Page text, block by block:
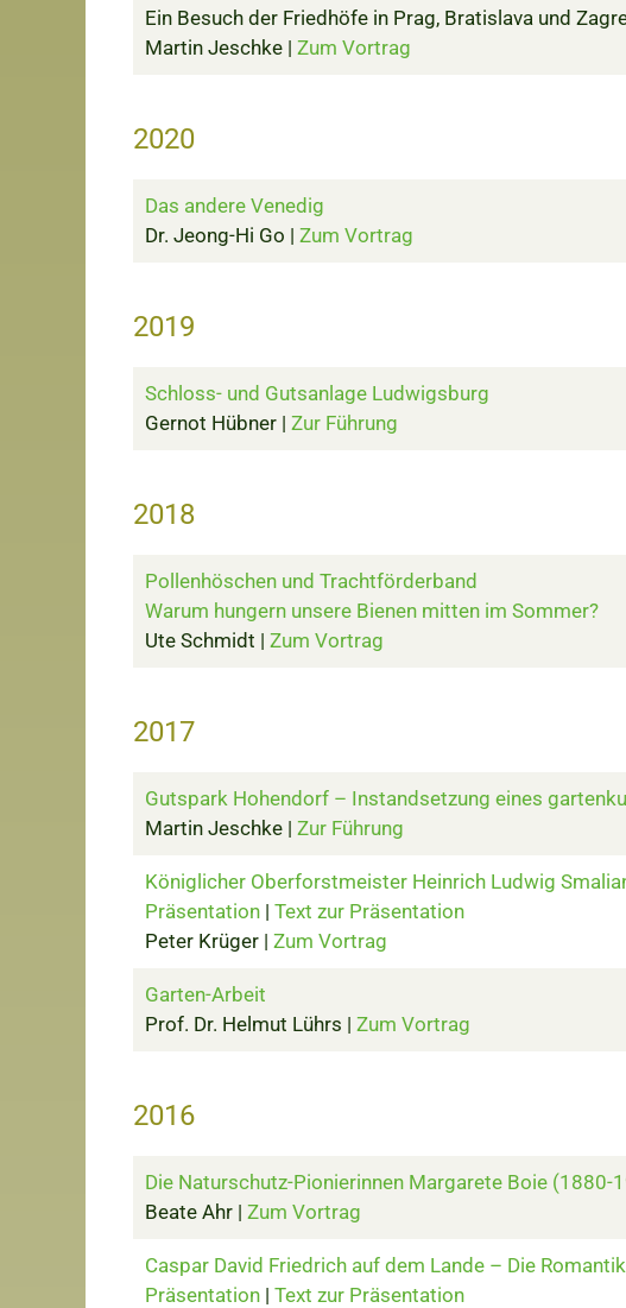
Ein Besuch der Friedhöfe in Prag, Bratislava und
Martin Jeschke | Zum Vortrag
2020
Das andere Venedig
Dr. Jeong-Hi Go | Zum Vortrag
2019
Schloss- und Gutsanlage Ludwigsburg
Gernot Hübner | Zur Führung
2018
Pollenhöschen und Trachtförderband
Warum hungern unsere Bienen mitten im Sommer?
Ute Schmidt | Zum Vortrag
2017
Gutspark Hohendorf – Instandsetzung eines
Martin Jeschke | Zur Führung
Königlicher Oberforstmeister Heinrich Ludwig
Präsentation | Text zur Präsentation
Peter Krüger | Zum Vortrag
Garten-Arbeit
Prof. Dr. Helmut Lührs | Zum Vortrag
2016
Die Naturschutz-Pionierinnen Margarete Boie
Beate Ahr | Zum Vortrag
Caspar David Friedrich auf dem Lande – Die
Präsentation | Text zur Präsentation